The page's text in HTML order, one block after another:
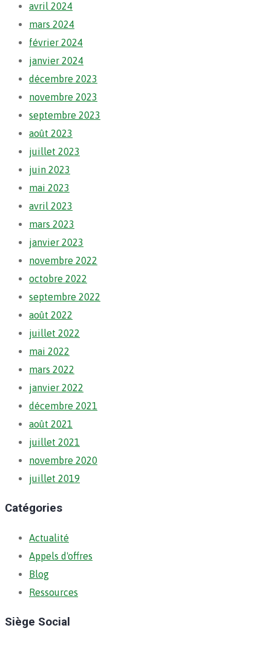
avril 2024
mars 2024
février 2024
janvier 2024
décembre 2023
novembre 2023
septembre 2023
août 2023
juillet 2023
juin 2023
mai 2023
avril 2023
mars 2023
janvier 2023
novembre 2022
octobre 2022
septembre 2022
août 2022
juillet 2022
mai 2022
mars 2022
janvier 2022
décembre 2021
août 2021
juillet 2021
novembre 2020
juillet 2019
Catégories
Actualité
Appels d'offres
Blog
Ressources
Siège Social